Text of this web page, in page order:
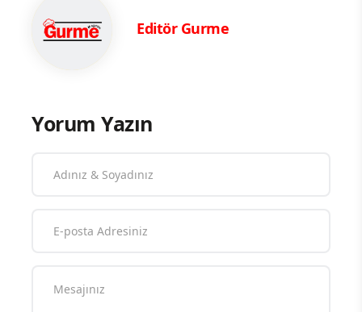
Editör Gurme
Yorum Yazın